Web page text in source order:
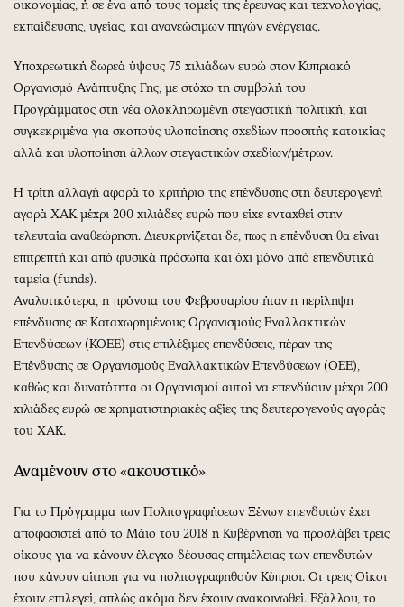
οικονομίας, ή σε ένα από τους τομείς της έρευνας και τεχνολογίας,
εκπαίδευσης, υγείας, και ανανεώσιμων πηγών ενέργειας.
Υποχρεωτική δωρεά ύψους 75 χιλιάδων ευρώ στον Κυπριακό
Οργανισμό Ανάπτυξης Γης, με στόχο τη συμβολή του
Προγράμματος στη νέα ολοκληρωμένη στεγαστική πολιτική, και
συγκεκριμένα για σκοπούς υλοποίησης σχεδίων προσιτής κατοικίας
αλλά και υλοποίηση άλλων στεγαστικών σχεδίων/μέτρων.
Η τρίτη αλλαγή αφορά το κριτήριο της επένδυσης στη δευτερογενή
αγορά ΧΑΚ μέχρι 200 χιλιάδες ευρώ που είχε ενταχθεί στην
τελευταία αναθεώρηση. Διευκρινίζεται δε, πως η επένδυση θα είναι
επιτρεπτή και από φυσικά πρόσωπα και όχι μόνο από επενδυτικά
ταμεία (funds).
Αναλυτικότερα, η πρόνοια του Φεβρουαρίου ήταν η περίληψη
επένδυσης σε Καταχωρημένους Οργανισμούς Εναλλακτικών
Επενδύσεων (ΚΟΕΕ) στις επιλέξιμες επενδύσεις, πέραν της
Επένδυσης σε Οργανισμούς Εναλλακτικών Επενδύσεων (ΟΕΕ),
καθώς και δυνατότητα οι Οργανισμοί αυτοί να επενδύουν μέχρι 200
χιλιάδες ευρώ σε χρηματιστηριακές αξίες της δευτερογενούς αγοράς
του ΧΑΚ.
Αναμένουν στο «ακουστικό»
Για το Πρόγραμμα των Πολιτογραφήσεων Ξένων επενδυτών έχει
αποφασιστεί από το Μάιο του 2018 η Κυβέρνηση να προσλάβει τρεις
οίκους για να κάνουν έλεγχο δέουσας επιμέλειας των επενδυτών
που κάνουν αίτηση για να πολιτογραφηθούν Κύπριοι. Οι τρεις Οίκοι
έχουν επιλεγεί, απλώς ακόμα δεν έχουν ανακοινωθεί. Εξάλλου, το